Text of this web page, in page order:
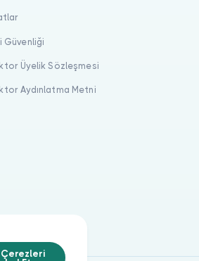
Çerezleri
Güvenliği
Üyelik Sözleşmesi
Aydınlatma Metni